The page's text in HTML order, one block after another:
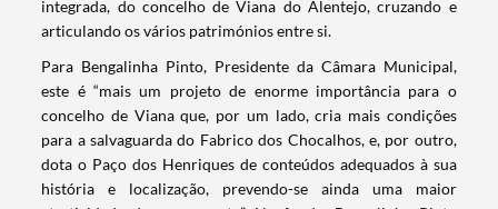
Termo de Pesquisa
integrada, do concelho de Viana do Alentejo, cruzando e
articulando os vários patrimónios entre si.
Para Bengalinha Pinto, Presidente da Câmara Municipal,
este é “mais um projeto de enorme importância para o
concelho de Viana que, por um lado, cria mais condições
para a salvaguarda do Fabrico dos Chocalhos, e, por outro,
dota o Paço dos Henriques de conteúdos adequados à sua
história e localização, prevendo-se ainda uma maior